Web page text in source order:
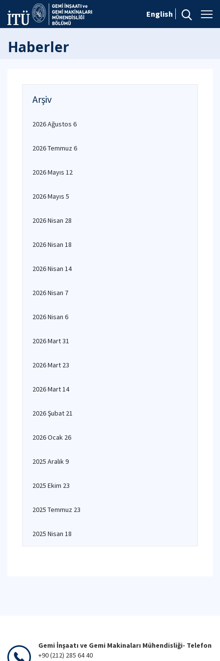
English
Haberler
Arşiv
2026 Ağustos 6
2026 Temmuz 6
2026 Mayıs 12
2026 Mayıs 5
2026 Nisan 28
2026 Nisan 18
2026 Nisan 14
2026 Nisan 7
2026 Nisan 6
2026 Mart 31
2026 Mart 23
2026 Mart 14
2026 Şubat 21
2026 Ocak 26
2025 Aralık 9
2025 Ekim 23
2025 Temmuz 23
2025 Nisan 18
Gemi İnşaatı ve Gemi Makinaları Mühendisliği- Telefon
+90 (212) 285 64 40